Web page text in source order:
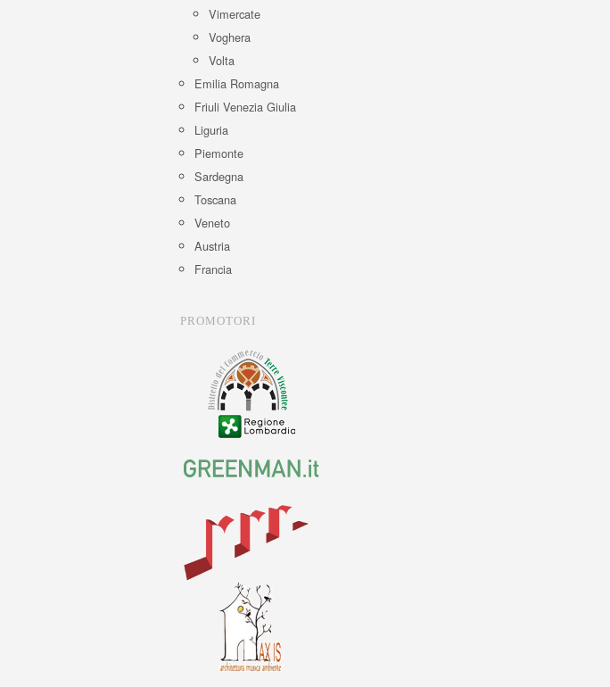
Vimercate
Voghera
Volta
Emilia Romagna
Friuli Venezia Giulia
Liguria
Piemonte
Sardegna
Toscana
Veneto
Austria
Francia
PROMOTORI